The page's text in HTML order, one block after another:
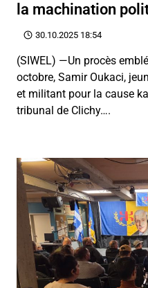
la machination
30.10.2025 18:54
(SIWEL) —Un procès
octobre, Samir Oukaci,
et militant pour la cause
tribunal de Clichy….